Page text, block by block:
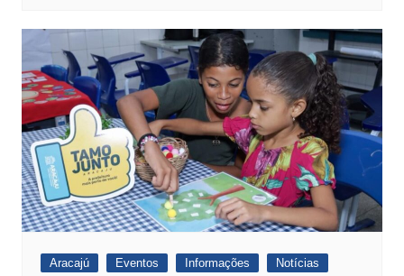
Aracajú Eventos Informações
Notícias